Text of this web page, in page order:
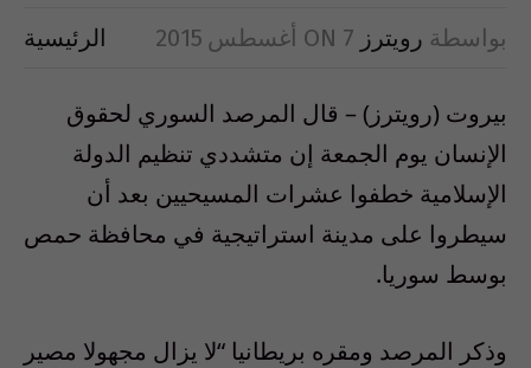
بواسطة رويترز ON 7 أغسطس 2015 الرئيسية
بيروت (رويترز) – قال المرصد السوري لحقوق
الإنسان يوم الجمعة إن متشددي تنظيم الدولة
الإسلامية خطفوا عشرات المسيحيين بعد أن
سيطروا على مدينة استراتيجية في محافظة حمص
بوسط سوريا.
وذكر المرصد ومقره بريطانيا “لا يزال مجهولا مصير